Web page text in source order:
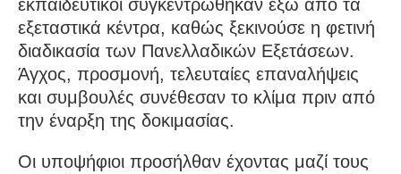
εκπαιδευτικοί συγκεντρώθηκαν έξω από τα
εξεταστικά κέντρα, καθώς ξεκινούσε η φετινή
διαδικασία των Πανελλαδικών Εξετάσεων.
Άγχος, προσμονή, τελευταίες επαναλήψεις
και συμβουλές συνέθεσαν το κλίμα πριν από
την έναρξη της δοκιμασίας.
Οι υποψήφιοι προσήλθαν έχοντας μαζί τους